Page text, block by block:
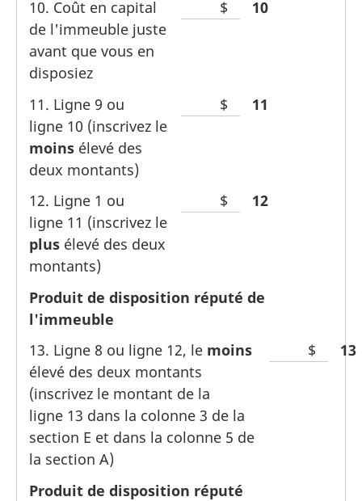
10. Coût en capital
de l'immeuble juste
avant que vous en
disposiez
$
Espace
montant
Line
10
11. Ligne 9 ou
ligne 10 (inscrivez le
moins élevé des
deux montants)
$
Espace
montant
Line
11
12. Ligne 1 ou
ligne 11 (inscrivez le
plus élevé des deux
montants)
$
Espace
montant
Line
12
Produit de disposition réputé de
l'immeuble
13. Ligne 8 ou ligne 12, le moins
élevé des deux montants
(inscrivez le montant de la
ligne 13 dans la colonne 3 de la
section E et dans la colonne 5 de
la section A)
$
Espace
13
Produit de disposition réputé